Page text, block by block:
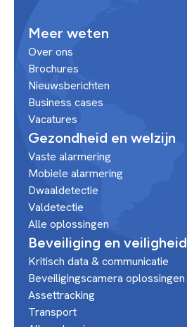
Meer weten
Over ons
Brochures
Nieuwsberichten
Business cases
Vacatures
Gezondheid en welzijn
Vaste alarmering
Mobiele alarmering
Dwaaldetectie
Valdetectie
Alle oplossingen
Beveiliging en veiligheid
Kritisch data & communicatie
Beveiligingscamera oplossingen
Assettracking
Transport